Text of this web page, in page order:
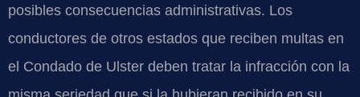
posibles consecuencias administrativas. Los
conductores de otros estados que reciben multas en
el Condado de Ulster deben tratar la infracción con la